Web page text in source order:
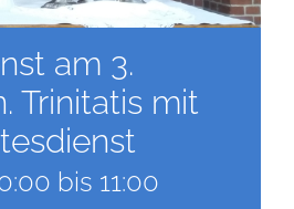
am 3.
Trinitatis mit
bis 11:00